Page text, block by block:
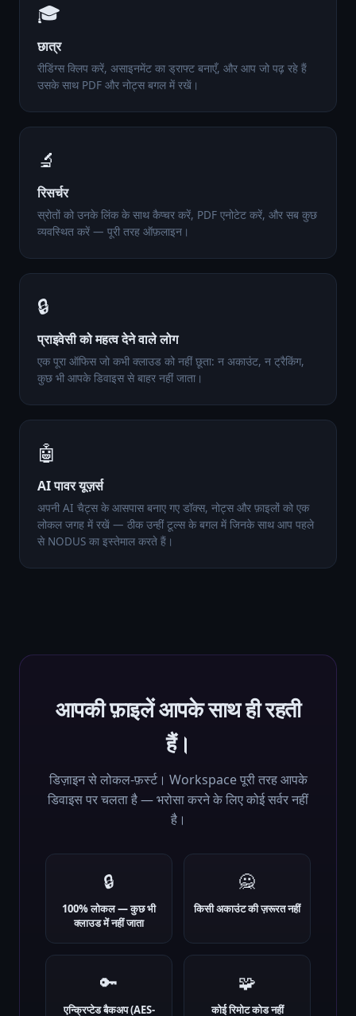
🎓
छात्र
रीडिंग्स क्लिप करें, असाइनमेंट का ड्राफ्ट बनाएँ, और आप जो पढ़ रहे हैं
उसके साथ PDF और नोट्स बगल में रखें।
🔬
रिसर्चर
स्रोतों को उनके लिंक के साथ कैप्चर करें, PDF एनोटेट करें, और सब कुछ
व्यवस्थित करें — पूरी तरह ऑफ़लाइन।
🔒
प्राइवेसी को महत्व देने वाले लोग
एक पूरा ऑफिस जो कभी क्लाउड को नहीं छूता: न अकाउंट, न ट्रैकिंग,
कुछ भी आपके डिवाइस से बाहर नहीं जाता।
🤖
AI पावर यूज़र्स
अपनी AI चैट्स के आसपास बनाए गए डॉक्स, नोट्स और फ़ाइलों को एक
लोकल जगह में रखें — ठीक उन्हीं टूल्स के बगल में जिनके साथ आप पहले
से NODUS का इस्तेमाल करते हैं।
आपकी फ़ाइलें आपके साथ ही रहती
हैं।
डिज़ाइन से लोकल-फ़र्स्ट। Workspace पूरी तरह आपके
डिवाइस पर चलता है — भरोसा करने के लिए कोई सर्वर नहीं
है।
🔒
100% लोकल — कुछ भी
क्लाउड में नहीं जाता
🙅
किसी अकाउंट की ज़रूरत नहीं
🔑
एन्क्रिप्टेड बैकअप (AES-
🧩
कोई रिमोट कोड नहीं